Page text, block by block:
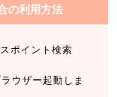
の利用方法
ポイント検索
ウザー起動しま